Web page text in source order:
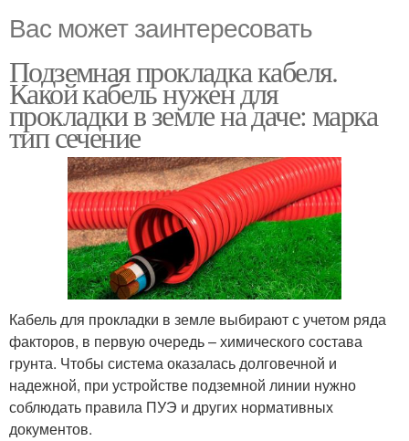
Вас может заинтересовать
Подземная прокладка кабеля.
Какой кабель нужен для
прокладки в земле на даче: марка
тип сечение
Кабель для прокладки в земле выбирают с учетом ряда
факторов, в первую очередь – химического состава
грунта. Чтобы система оказалась долговечной и
надежной, при устройстве подземной линии нужно
соблюдать правила ПУЭ и других нормативных
документов.